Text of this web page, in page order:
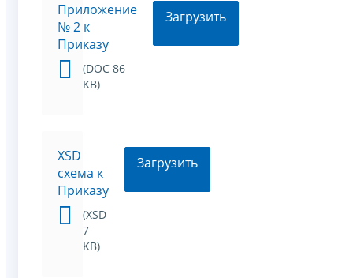
Приложение
№ 2 к
Приказу
(DOC 86
KB)
Загрузить
XSD
схема к
Приказу
(XSD
7
KB)
Загрузить